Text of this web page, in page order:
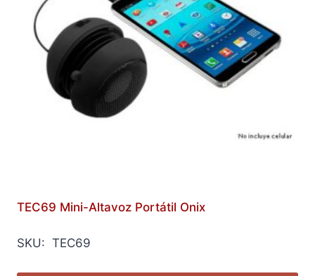
TEC69 Mini-Altavoz Portátil Onix
SKU: TEC69